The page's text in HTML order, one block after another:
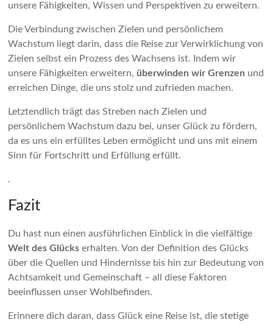
unsere Fähigkeiten, Wissen und Perspektiven zu erweitern.
Die Verbindung zwischen Zielen und persönlichem
Wachstum liegt darin, dass die Reise zur Verwirklichung von
Zielen selbst ein Prozess des Wachsens ist. Indem wir
unsere Fähigkeiten erweitern, überwinden wir Grenzen und
erreichen Dinge, die uns stolz und zufrieden machen.
Letztendlich trägt das Streben nach Zielen und
persönlichem Wachstum dazu bei, unser Glück zu fördern,
da es uns ein erfülltes Leben ermöglicht und uns mit einem
Sinn für Fortschritt und Erfüllung erfüllt.
.
Fazit
Du hast nun einen ausführlichen Einblick in die vielfältige
Welt des Glücks erhalten. Von der Definition des Glücks
über die Quellen und Hindernisse bis hin zur Bedeutung von
Achtsamkeit und Gemeinschaft – all diese Faktoren
beeinflussen unser Wohlbefinden.
Erinnere dich daran, dass Glück eine Reise ist, die stetige